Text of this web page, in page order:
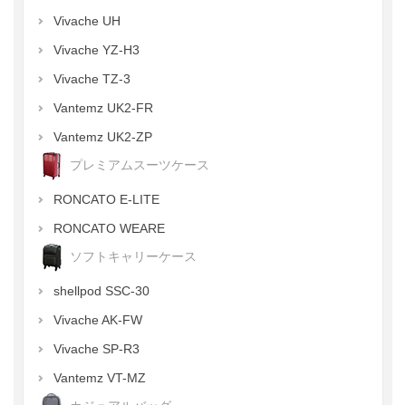
Vivache UH
Vivache YZ-H3
Vivache TZ-3
Vantemz UK2-FR
Vantemz UK2-ZP
プレミアムスーツケース
RONCATO E-LITE
RONCATO WEARE
ソフトキャリーケース
shellpod SSC-30
Vivache AK-FW
Vivache SP-R3
Vantemz VT-MZ